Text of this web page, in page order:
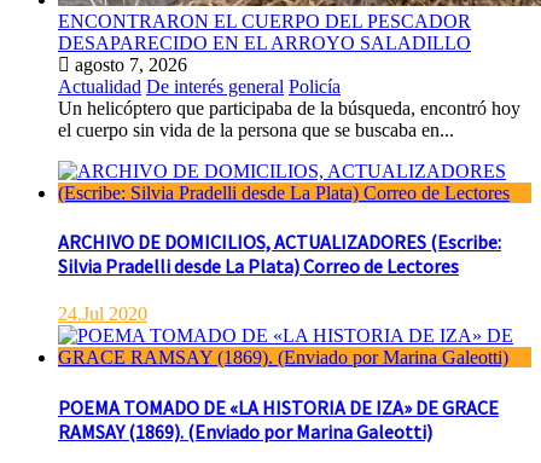
ENCONTRARON EL CUERPO DEL PESCADOR
DESAPARECIDO EN EL ARROYO SALADILLO
agosto 7, 2026
Actualidad De interés general Policía
Un helicóptero que participaba de la búsqueda, encontró hoy
el cuerpo sin vida de la persona que se buscaba en...
ARCHIVO DE DOMICILIOS, ACTUALIZADORES (Escribe:
Silvia Pradelli desde La Plata) Correo de Lectores
24.Jul 2020
POEMA TOMADO DE «LA HISTORIA DE IZA» DE GRACE
RAMSAY (1869). (Enviado por Marina Galeotti)